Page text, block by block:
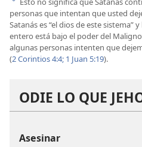
a
personas que intentan que usted
Satanás es “el dios de este sistema”
entero está bajo el poder del
algunas personas intenten que
(2 Corintios 4:4; 1 Juan 5:19).
ODIE LO QUE
Asesinar